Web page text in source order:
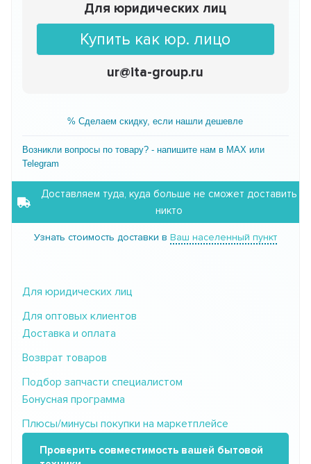
Для юридических лиц
Купить как юр. лицо
ur@ita-group.ru
% Сделаем скидку, если нашли дешевле
Возникли вопросы по товару? - напишите нам в MAX или
Telegram
Доставляем туда, куда больше не сможет доставить
никто
Узнать стоимость доставки в Ваш населенный пункт
Для юридических лиц
Для оптовых клиентов
Доставка и оплата
Возврат товаров
Подбор запчасти специалистом
Бонусная программа
Плюсы/минусы покупки на маркетплейсе
Проверить совместимость вашей бытовой